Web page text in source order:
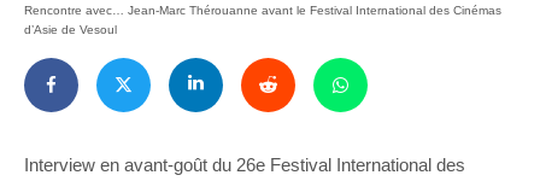
Rencontre avec… Jean-Marc Thérouanne avant le Festival International des Cinémas
d’Asie de Vesoul
Interview en avant-goût du 26e Festival International des